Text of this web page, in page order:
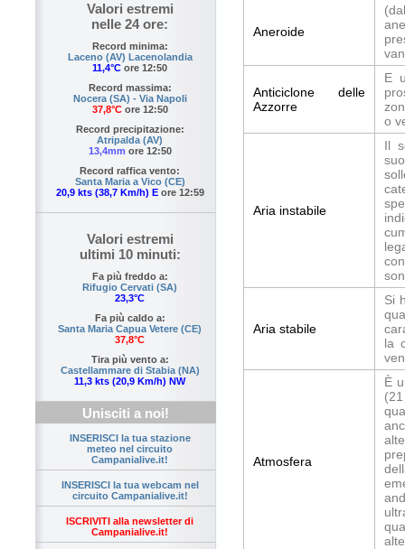
Valori estremi
nelle 24 ore:
Record minima:
Laceno (AV) Lacenolandia
11,4°C ore 12:50
Record massima:
Nocera (SA) - Via Napoli
37,8°Core 12:50
Record precipitazione:
Atripalda (AV)
13,4mm ore 12:50
Record raffica vento:
Santa Maria a Vico (CE)
20,9 kts (38,7 Km/h) Eore 12:59
Valori estremi
ultimi 10 minuti:
Fa più freddo a:
Rifugio Cervati (SA)
23,3°C
Fa più caldo a:
Santa Maria Capua Vetere (CE)
37,8°C
Tira più vento a:
Castellammare di Stabia (NA)
11,3 kts (20,9 Km/h) NW
Unisciti a noi!
INSERISCI la tua stazione
meteo nel circuito
Campanialive.it!
INSERISCI la tua webcam nel
circuito Campanialive.it!
ISCRIVITI alla newsletter di
Campanialive.it!
Aneroide
Anticiclone delle
Azzorre
E
o
Aria instabile
Il
Aria stabile
Si
la
Atmosfera
È